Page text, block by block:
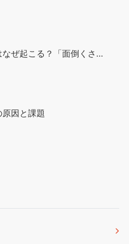
ぜ起こる？「面倒くさ…
因と課題